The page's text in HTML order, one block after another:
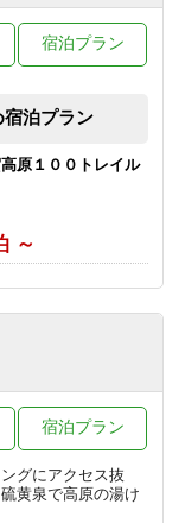
～
終チェックイン21時
気軽に志賀高原を
クイン21時＞
～
宿泊プラン
宿泊プラン
高原１００トレイル
～
グにアクセス抜
黄泉で高原の湯け
宿泊プラン